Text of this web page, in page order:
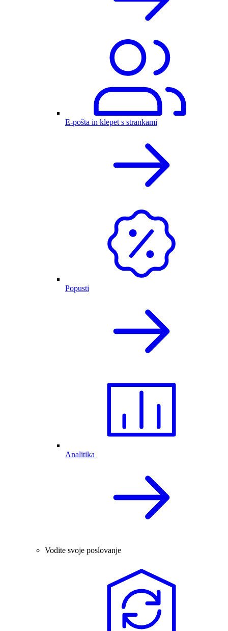
E-pošta in klepet s strankami
Popusti
Analitika
Vodite svoje poslovanje